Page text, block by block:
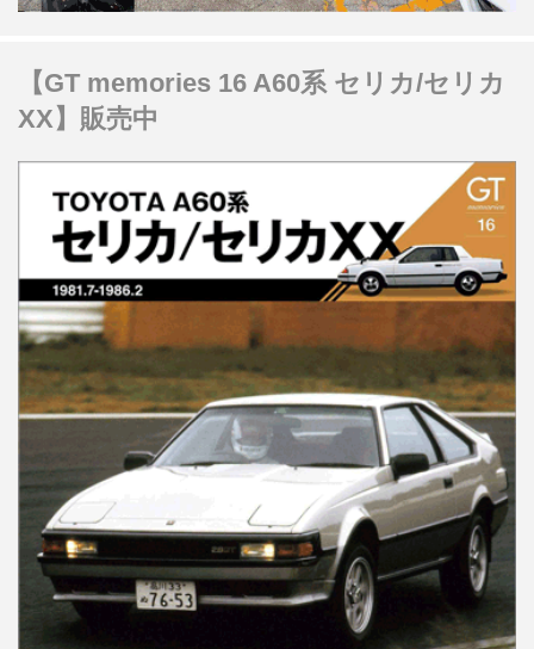
【GT memories 16 A60系 セリカ/セリカ
XX】販売中